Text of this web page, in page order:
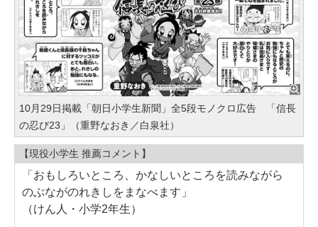
10月29日掲載「朝日小学生新聞」全5段モノクロ広告 「信長
の忍び23」（重野なおき／白泉社）
【現役小学生 推薦コメント】
「おもしろいところ、かなしいところを読みながら
のぶながのれきしをまなべます」
（けん人・小学2年生）